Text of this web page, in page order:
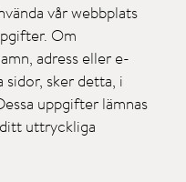
vår webbplats
Om
adress eller e-
sidor, sker detta, i
uppgifter lämnas
uttryckliga